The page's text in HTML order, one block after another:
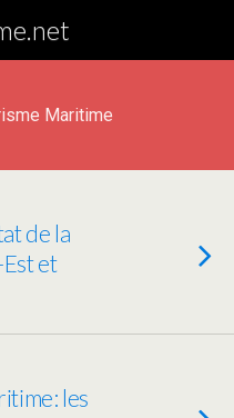
Maritime
de la
et
les